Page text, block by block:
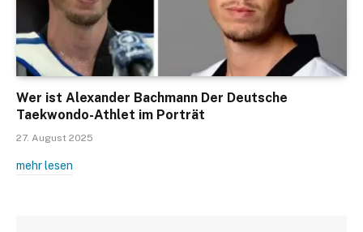
Wer ist Alexander Bachmann Der Deutsche
Taekwondo-Athlet im Porträt
27. August 2025
mehr lesen